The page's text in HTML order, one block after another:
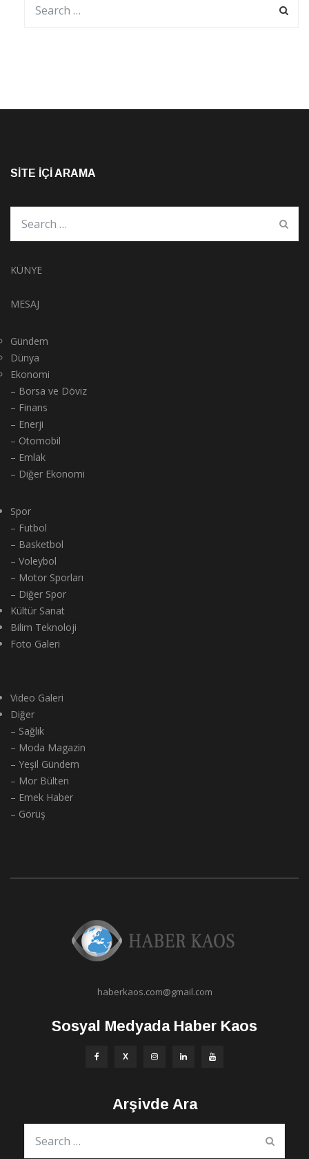
SITE İÇI ARAMA
KÜNYE
MESAJ
Gündem
Dünya
Ekonomi
– Borsa ve Döviz
– Finans
– Enerji
– Otomobil
– Emlak
– Diğer Ekonomi
Spor
– Futbol
– Basketbol
– Voleybol
– Motor Sporları
– Diğer Spor
Kültür Sanat
Bilim Teknoloji
Foto Galeri
Video Galeri
Diğer
– Sağlık
– Moda Magazin
– Yeşil Gündem
– Mor Bülten
– Emek Haber
– Görüş
haberkaos.com@gmail.com
Sosyal Medyada Haber Kaos
Arşivde Ara